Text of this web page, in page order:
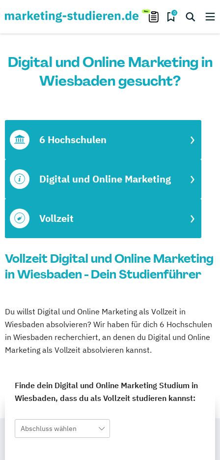
0
Digital und Online Marketing in
Wiesbaden gesucht?
Vollzeit
Digital und Online Marketing
6 Hochschulen
Vollzeit Digital und Online Marketing
in Wiesbaden - Dein Studienführer
Du willst Digital und Online Marketing als Vollzeit in
Wiesbaden absolvieren? Wir haben für dich 6 Hochschulen
in Wiesbaden recherchiert, an denen du Digital und Online
Marketing als Vollzeit absolvieren kannst.
Finde dein Digital und Online Marketing Studium in
Wiesbaden, dass du als Vollzeit studieren kannst:
Abschluss wählen